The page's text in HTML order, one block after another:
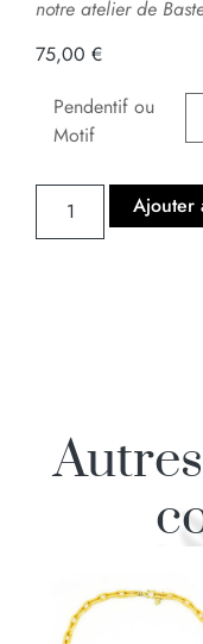
notre atelier de
75,00 €
Pendentif ou
Motif
Ajouter